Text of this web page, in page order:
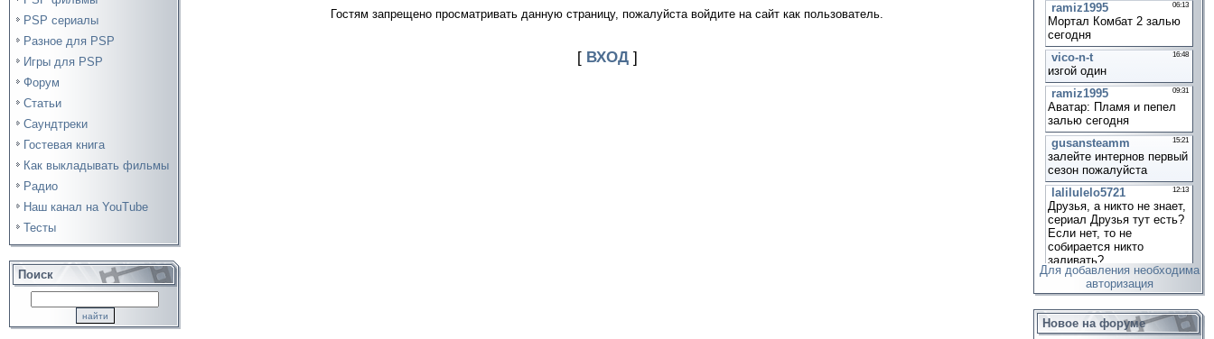
PSP сериалы
Разное для PSP
Игры для PSP
Форум
Статьи
Саундтреки
Гостевая книга
Как выкладывать фильмы
Радио
Наш канал на YouTube
Тесты
Поиск
Гостям запрещено просматривать данную страницу, пожалуйста войдите на сайт как пользователь.
[ ВХОД]
Для добавления необходима
авторизация
Новое на форуме